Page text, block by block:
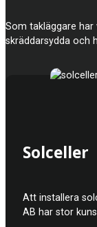
Som takläggare
skräddarsydda och
Solceller
Att installera
AB har stor